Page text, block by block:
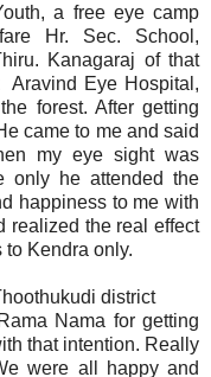
a free eye camp
Hr. Sec. School,
Kanagaraj of that
Aravind Eye Hospital,
forest. After getting
came to me and said
my eye sight was
only he attended the
happiness to me with
realized the real effect
to Kendra only.
district
Nama for getting
that intention. Really
were all happy and